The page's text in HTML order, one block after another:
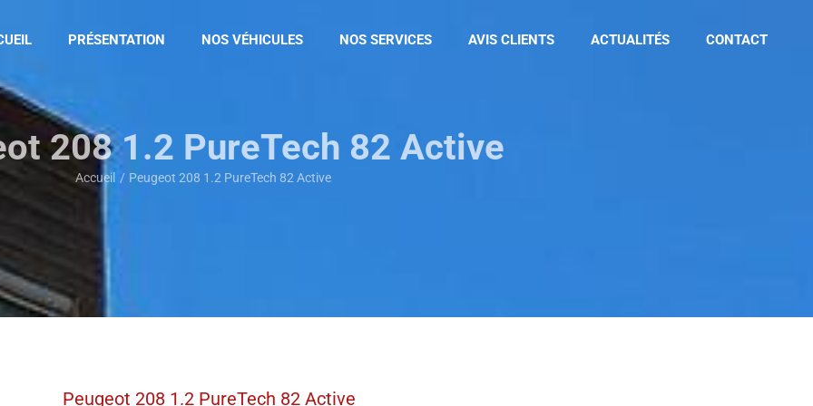
PRÉSENTATION NOS VÉHICULES NOS SERVICES AVIS CLIENTS ACTUALITÉS CONTACT
208 1.2 PureTech 82 Active
Accueil Peugeot 208 1.2 PureTech 82 Active
Peugeot 208 1.2 PureTech 82 Active